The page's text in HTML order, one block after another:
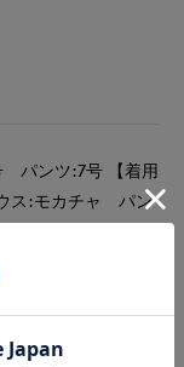
パンツ:7号 【着用
ス:モカチャ パン
にも馴染みやす
、見た目の涼し